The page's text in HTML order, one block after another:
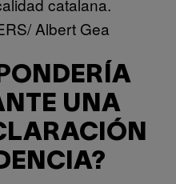
Albert Gea
UNA